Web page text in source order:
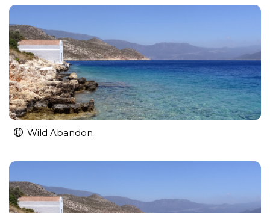
Wild Abandon